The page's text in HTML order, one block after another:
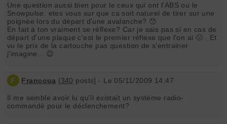
Une question aussi bien pour le ceux qui ont l'ABS ou le
Snowpulse: etes vous sur que ca soit naturel de tirer sur une
poignée lors du départ d'une avalanche? 😯
En fait à ton vraiment se réflexe? Car je sais pas si en cas de
départ d'une plaque c'est le premier réflexe que l'on ai 🤢 . Et
vu le prix de la cartouche pas question de s'entrainer
j'imagine... 😉
F Francoua [340 posts] - Le 05/11/2009 14:47
Il me semble avoir lu qu'il existait un système radio-
commandé pour le déclenchement?